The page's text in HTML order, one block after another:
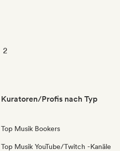
2
Kuratoren/Profis nach Typ
Top Musik Bookers
Top Musik YouTube/Twitch -Kanäle